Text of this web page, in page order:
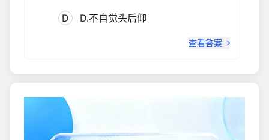
D D.不自觉头后仰
查看答案